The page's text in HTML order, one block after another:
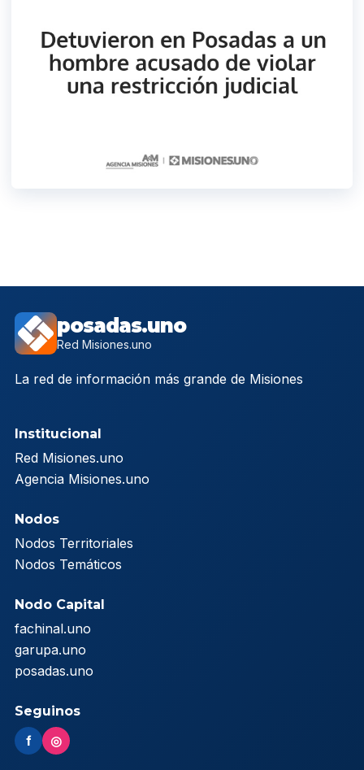
posadas.uno
Red Misiones.uno
La red de información más grande de Misiones
Institucional
Red Misiones.uno
Agencia Misiones.uno
Nodos
Nodos Territoriales
Nodos Temáticos
Nodo Capital
fachinal.uno
garupa.uno
posadas.uno
Seguinos
f ◎